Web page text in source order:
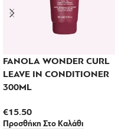
FANOLA WONDER CURL
LEAVE IN CONDITIONER
300ML
€15.50
Προσθήκη Στο Καλάθι